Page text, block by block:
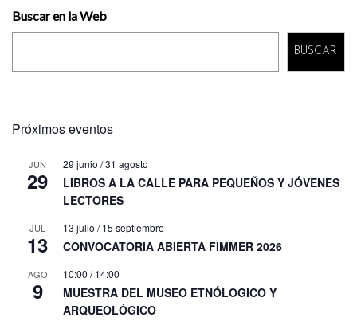
Buscar en la Web
BUSCAR
Próximos eventos
JUN
29
29 junio /31 agosto
LIBROS A LA CALLE PARA PEQUEÑOS Y JÓVENES
LECTORES
JUL
13
13 julio /15 septiembre
CONVOCATORIA ABIERTA FIMMER 2026
AGO
9
10:00 /14:00
MUESTRA DEL MUSEO ETNÓLOGICO Y
ARQUEOLÓGICO